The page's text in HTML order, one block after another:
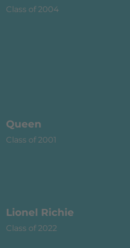
Class of 2004
Queen
Class of 2001
Lionel Richie
Class of 2022